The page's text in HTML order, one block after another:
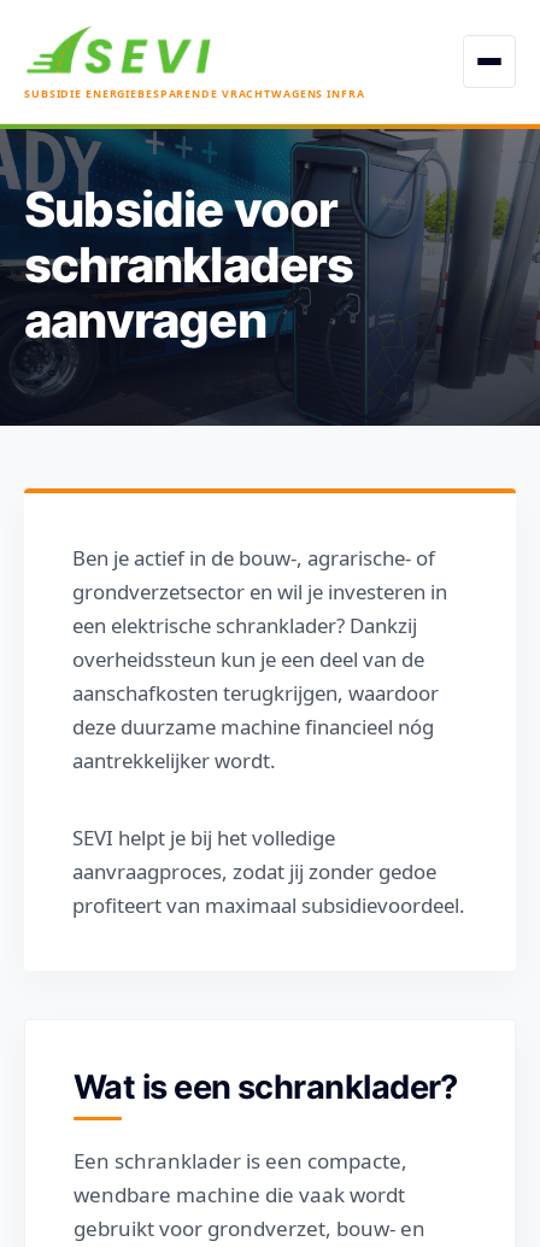
SUBSIDIE ENERGIEBESPARENDE VRACHTWAGENS INFRA
Open
Subsidie voor
schrankladers
aanvragen
Ben je actief in de bouw-, agrarische- of
grondverzetsector en wil je investeren in
een elektrische schranklader? Dankzij
overheidssteun kun je een deel van de
aanschafkosten terugkrijgen, waardoor
deze duurzame machine financieel nóg
aantrekkelijker wordt.
SEVI helpt je bij het volledige
aanvraagproces, zodat jij zonder gedoe
profiteert van maximaal subsidievoordeel.
Wat is een schranklader?
Een schranklader is een compacte,
wendbare machine die vaak wordt
gebruikt voor grondverzet, bouw- en